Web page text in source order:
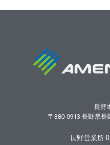
長野
〒380-0913 長野県長
長野営業所